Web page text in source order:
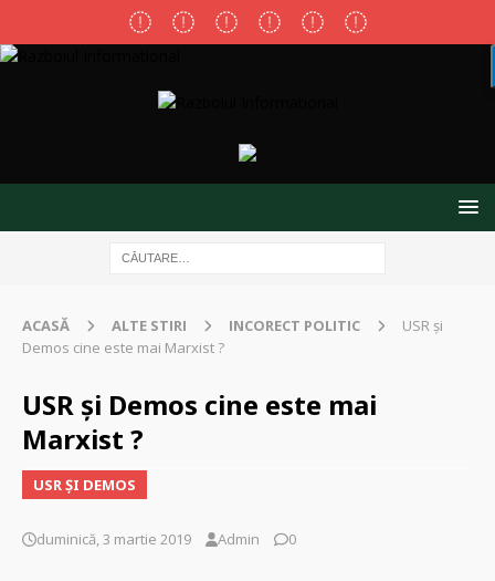
ACASĂ ALTE STIRI INCORECT POLITIC
USR și
Demos cine este mai Marxist ?
USR și Demos cine este mai
Marxist ?
USR ȘI DEMOS
duminică, 3 martie 2019 Admin 0